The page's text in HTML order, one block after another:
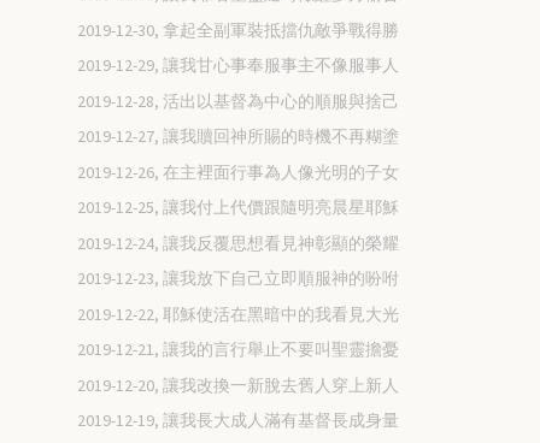
2019-12-30, 拿起全副軍裝抵擋仇敵爭戰得勝
2019-12-29, 讓我甘心事奉服事主不像服事人
2019-12-28, 活出以基督為中心的順服與捨己
2019-12-27, 讓我贖回神所賜的時機不再糊塗
2019-12-26, 在主裡面行事為人像光明的子女
2019-12-25, 讓我付上代價跟隨明亮晨星耶穌
2019-12-24, 讓我反覆思想看見神彰顯的榮耀
2019-12-23, 讓我放下自己立即順服神的吩咐
2019-12-22, 耶穌使活在黑暗中的我看見大光
2019-12-21, 讓我的言行舉止不要叫聖靈擔憂
2019-12-20, 讓我改換一新脫去舊人穿上新人
2019-12-19, 讓我長大成人滿有基督長成身量